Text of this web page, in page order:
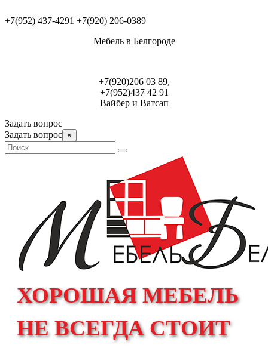
+7(952) 437-4291 +7(920) 206-0389
Мебель в Белгороде
+7(920)206 03 89,
+7(952)437 42 91
Вайбер и Ватсап
Задать вопрос
Задать вопрос ×
ХОРОШАЯ МЕБЕЛЬ
НЕ ВСЕГДА СТОИТ